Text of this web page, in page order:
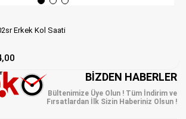
Erkek Kol Saati
BIZDEN HABERLER
Bültenimize Üye Olun ! Tüm İndirim ve
Fırsatlardan İlk Sizin Haberiniz Olsun !